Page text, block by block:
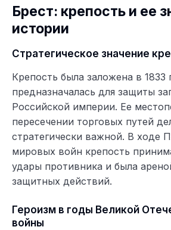
Брест: крепость и ее
истории
Стратегическое значение
Крепость была заложена в 1833
предназначалась для защиты
Российской империи. Ее
пересечении торговых путей
стратегически важной. В ходе
мировых войн крепость
удары противника и была
защитных действий.
Героизм в годы Великой
войны